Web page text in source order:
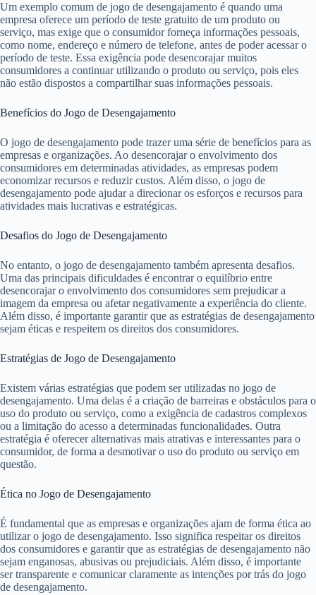
Um exemplo comum de jogo de desengajamento é quando uma
empresa oferece um período de teste gratuito de um produto ou
serviço, mas exige que o consumidor forneça informações pessoais,
como nome, endereço e número de telefone, antes de poder acessar o
período de teste. Essa exigência pode desencorajar muitos
consumidores a continuar utilizando o produto ou serviço, pois eles
não estão dispostos a compartilhar suas informações pessoais.
Benefícios do Jogo de Desengajamento
O jogo de desengajamento pode trazer uma série de benefícios para as
empresas e organizações. Ao desencorajar o envolvimento dos
consumidores em determinadas atividades, as empresas podem
economizar recursos e reduzir custos. Além disso, o jogo de
desengajamento pode ajudar a direcionar os esforços e recursos para
atividades mais lucrativas e estratégicas.
Desafios do Jogo de Desengajamento
No entanto, o jogo de desengajamento também apresenta desafios.
Uma das principais dificuldades é encontrar o equilíbrio entre
desencorajar o envolvimento dos consumidores sem prejudicar a
imagem da empresa ou afetar negativamente a experiência do cliente.
Além disso, é importante garantir que as estratégias de desengajamento
sejam éticas e respeitem os direitos dos consumidores.
Estratégias de Jogo de Desengajamento
Existem várias estratégias que podem ser utilizadas no jogo de
desengajamento. Uma delas é a criação de barreiras e obstáculos para o
uso do produto ou serviço, como a exigência de cadastros complexos
ou a limitação do acesso a determinadas funcionalidades. Outra
estratégia é oferecer alternativas mais atrativas e interessantes para o
consumidor, de forma a desmotivar o uso do produto ou serviço em
questão.
Ética no Jogo de Desengajamento
É fundamental que as empresas e organizações ajam de forma ética ao
utilizar o jogo de desengajamento. Isso significa respeitar os direitos
dos consumidores e garantir que as estratégias de desengajamento não
sejam enganosas, abusivas ou prejudiciais. Além disso, é importante
ser transparente e comunicar claramente as intenções por trás do jogo
de desengajamento.